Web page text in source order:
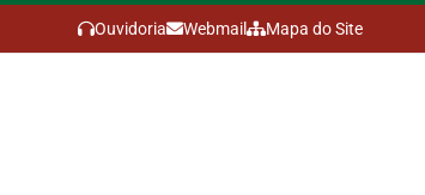
Ouvidoria Webmail Mapa do Site